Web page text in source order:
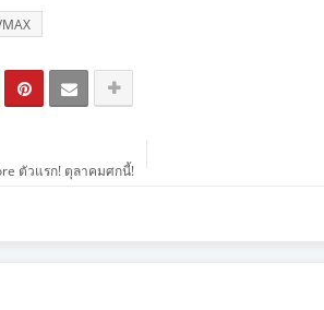
ตัวแรก! ตุลาคมศกนี้!